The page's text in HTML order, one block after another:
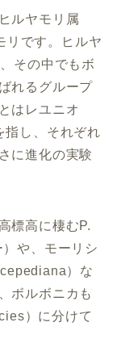
ルヤモリ属
リです。ヒルヤ
その中でもボ
れるグループ
はレユニオ
指し、それぞれ
に進化の実験
標高に棲むP.
や、モーリシ
）な
ボルボニカも
）に分けて